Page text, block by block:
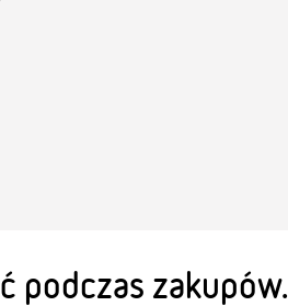
podczas zakupów.